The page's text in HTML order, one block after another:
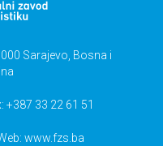
Sarajevo, Bosna i
+387 33 22 61 51
www.fzs.ba